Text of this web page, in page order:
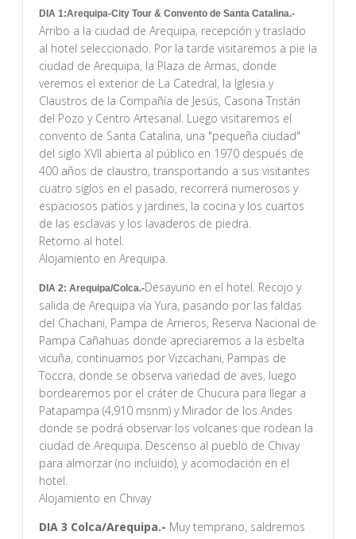
DIA 1:Arequipa-City Tour & Convento de Santa Catalina.-
Arribo a la ciudad de Arequipa, recepción y traslado
al hotel seleccionado. Por la tarde visitaremos a pie la
ciudad de Arequipa, la Plaza de Armas, donde
veremos el exterior de La Catedral, la Iglesia y
Claustros de la Compañía de Jesús, Casona Tristán
del Pozo y Centro Artesanal. Luego visitaremos el
convento de Santa Catalina, una "pequeña ciudad"
del siglo XVII abierta al público en 1970 después de
400 años de claustro, transportando a sus visitantes
cuatro siglos en el pasado, recorrerá numerosos y
espaciosos patios y jardines, la cocina y los cuartos
de las esclavas y los lavaderos de piedra.
Retorno al hotel.
Alojamiento en Arequipa.
DIA 2: Arequipa/Colca.-Desayuno en el hotel. Recojo y
salida de Arequipa vía Yura, pasando por las faldas
del Chachani, Pampa de Arrieros, Reserva Nacional de
Pampa Cañahuas donde apreciaremos a la esbelta
vicuña, continuamos por Vizcachani, Pampas de
Toccra, donde se observa variedad de aves, luego
bordearemos por el cráter de Chucura para llegar a
Patapampa (4,910 msnm) y Mirador de los Andes
donde se podrá observar los volcanes que rodean la
ciudad de Arequipa. Descenso al pueblo de Chivay
para almorzar (no incluido), y acomodación en el
hotel.
Alojamiento en Chivay
DIA 3 Colca/Arequipa.- Muy temprano, saldremos